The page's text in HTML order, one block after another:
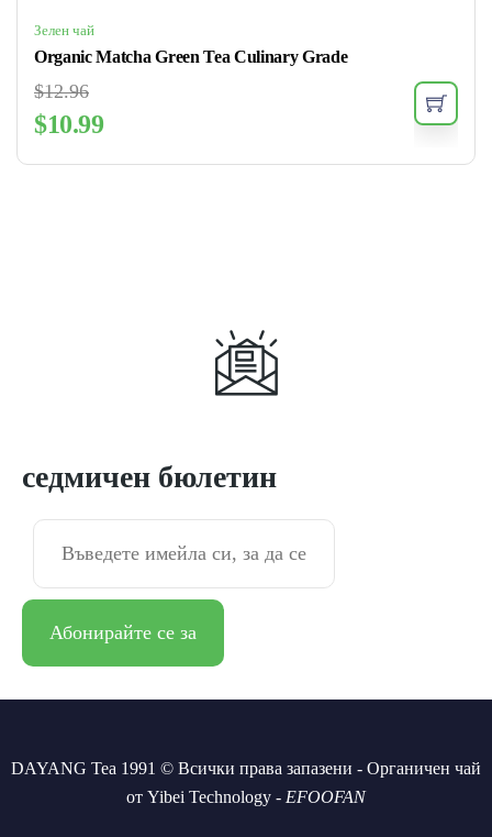
Зелен чай
Organic Matcha Green Tea Culinary Grade
$12.96
$10.99
седмичен бюлетин
DAYANG Tea 1991 © Всички права запазени - Органичен чай
от Yibei Technology - EFOOFAN